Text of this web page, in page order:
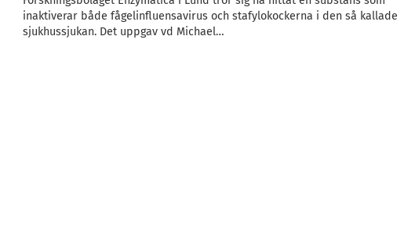
inaktiverar både fågelinfluensavirus och stafylokockerna i den så kallade
sjukhussjukan. Det uppgav vd Michael…